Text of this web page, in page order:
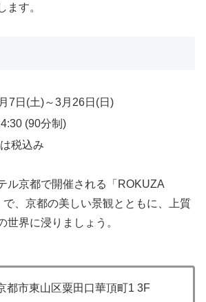
ます。
7日(土)～3月26日(日)
(90分制)
税込み
ル京都で開催される「ROKUZA
で、京都の美しい景観とともに、上質
世界に浸りましょう。
都市東山区粟田口華頂町1 3F